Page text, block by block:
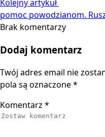
Kolejny artykuł
pomoc powodzianom.
Brak komentarzy
Dodaj komentarz
Twój adres email nie
pola są oznaczone*
Komentarz *